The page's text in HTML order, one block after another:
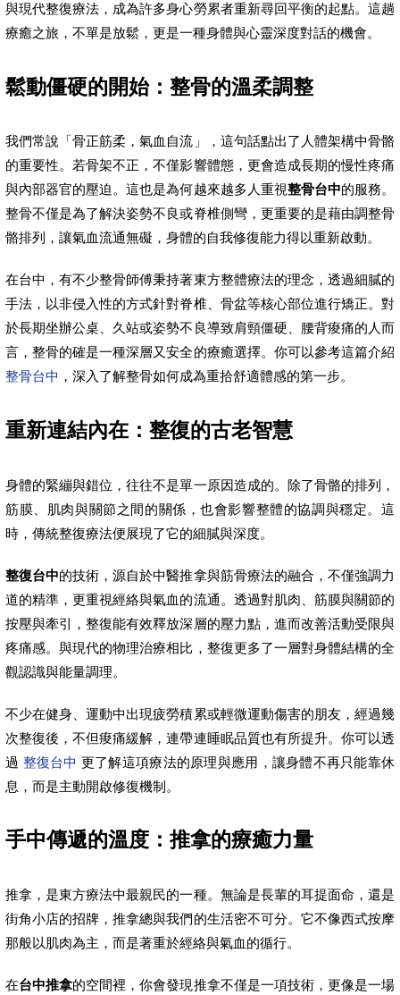
與現代整復療法，成為許多身心勞累者重新尋回平衡的起點。這趟
療癒之旅，不單是放鬆，更是一種身體與心靈深度對話的機會。
鬆動僵硬的開始：整骨的溫柔調整
我們常說「骨正筋柔，氣血自流」，這句話點出了人體架構中骨骼
的重要性。若骨架不正，不僅影響體態，更會造成長期的慢性疼痛
與內部器官的壓迫。這也是為何越來越多人重視整骨台中的服務。
整骨不僅是為了解決姿勢不良或脊椎側彎，更重要的是藉由調整骨
骼排列，讓氣血流通無礙，身體的自我修復能力得以重新啟動。
在台中，有不少整骨師傅秉持著東方整體療法的理念，透過細膩的
手法，以非侵入性的方式針對脊椎、骨盆等核心部位進行矯正。對
於長期坐辦公桌、久站或姿勢不良導致肩頸僵硬、腰背痠痛的人而
言，整骨的確是一種深層又安全的療癒選擇。你可以參考這篇介紹
整骨台中 ，深入了解整骨如何成為重拾舒適體感的第一步。
重新連結內在：整復的古老智慧
身體的緊繃與錯位，往往不是單一原因造成的。除了骨骼的排列，
筋膜、肌肉與關節之間的關係，也會影響整體的協調與穩定。這
時，傳統整復療法便展現了它的細膩與深度。
整復台中的技術，源自於中醫推拿與筋骨療法的融合，不僅強調力
道的精準，更重視經絡與氣血的流通。透過對肌肉、筋膜與關節的
按壓與牽引，整復能有效釋放深層的壓力點，進而改善活動受限與
疼痛感。與現代的物理治療相比，整復更多了一層對身體結構的全
觀認識與能量調理。
不少在健身、運動中出現疲勞積累或輕微運動傷害的朋友，經過幾
次整復後，不但痠痛緩解，連帶連睡眠品質也有所提升。你可以透
過 整復台中 更了解這項療法的原理與應用，讓身體不再只能靠休
息，而是主動開啟修復機制。
手中傳遞的溫度：推拿的療癒力量
推拿，是東方療法中最親民的一種。無論是長輩的耳提面命，還是
街角小店的招牌，推拿總與我們的生活密不可分。它不像西式按摩
那般以肌肉為主，而是著重於經絡與氣血的循行。
在台中推拿的空間裡，你會發現推拿不僅是一項技術，更像是一場